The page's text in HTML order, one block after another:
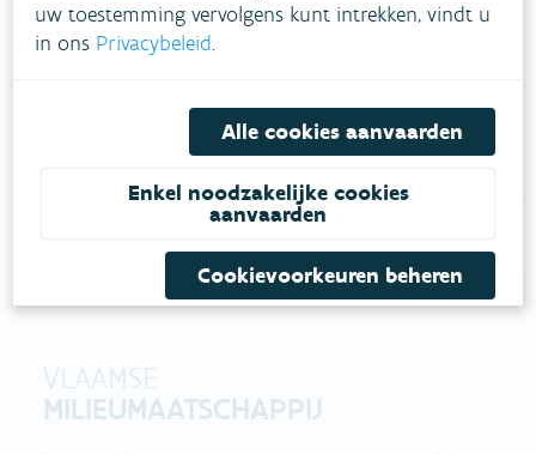
Bekijk het overzicht van meestgestelde vragen .
contactformulier in
Bel gratis 1700
VLAAMSE
MILIEUMAATSCHAPPIJ
uw toestemming vervolgens kunt intrekken, vindt u
in ons Privacybeleid.
Alle cookies aanvaarden
Enkel noodzakelijke cookies
aanvaarden
Cookievoorkeuren beheren